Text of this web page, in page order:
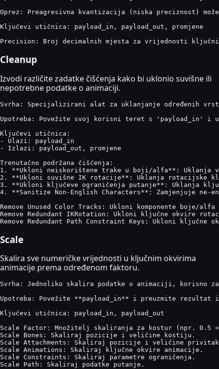
Oprez: Preagresivna kvantizacija (niska preciznost)
Ključevi utičnica: payload_in, payload_out, promjene
Precision: Broj decimalnih mjesta za vrijednosti
Cleanup
Izvodi različite zadatke čišćenja kako bi uklonio suvišne ili
nepotrebne podatke o animaciji.
Svrha: Specijalizirani alat za uklanjanje određenih
Upotreba: Povežite svoj korisni teret s 'payload_in' i
Ključevi utičnica:
- Ulazi: payload_in
- Izlazi: payload_out, promjene
Trenutačno podržana čišćenja:
1. **Ukloni neiskorištene trake u boji/alfa**: Uklanja
2. **Ukloni suvišne IK rotacije**: Uklanja rotacijske
3. **Ukloni ključeve ograničenja putanje**: Uklanja
4. **Sanitize Non-English Characters**: Zamjenjuje ne-
Remove Unused Color Tracks: Ukloni komponente boje/
Remove Redundant IKRotation: Ukloni ključne okvire
Remove Redundant Path Constraint Keys: Ukloni
Scale
Skalira sve numeričke vrijednosti u ključnim okvirima
animacije prema određenom faktoru.
Svrha: Jednoliko skalira podatke o animaciji, korisno
Upotreba: Povežite **payload_in** i preuzmite rezultat
Ključevi utičnica: payload_in, payload_out
Scale Factor: Množitelj skaliranja za kostur (npr. 0.5
Scale Bones: Skaliraj pozicije i veličine kostiju.
Scale Attachments: Skaliraj pozicije i veličine
Scale Animations: Skaliraj ključne okvire animacije.
Scale Constraints: Skaliraj parametre ograničenja.
Scale Path: Skaliraj podatke putanje.